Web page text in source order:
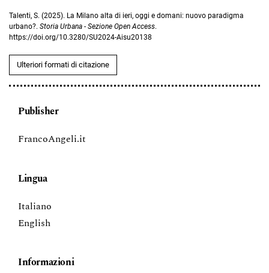
Talenti, S. (2025). La Milano alta di ieri, oggi e domani: nuovo paradigma
urbano?. Storia Urbana - Sezione Open Access.
https://doi.org/10.3280/SU2024-Aisu20138
Ulteriori formati di citazione
Publisher
FrancoAngeli.it
Lingua
Italiano
English
Informazioni